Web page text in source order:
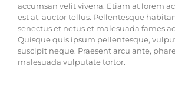
accumsan velit viverra. Etiam at lorem
est at, auctor tellus. Pellentesque
senectus et netus et malesuada fames
Quisque quis ipsum pellentesque,
suscipit neque. Praesent arcu ante,
malesuada vulputate tortor.